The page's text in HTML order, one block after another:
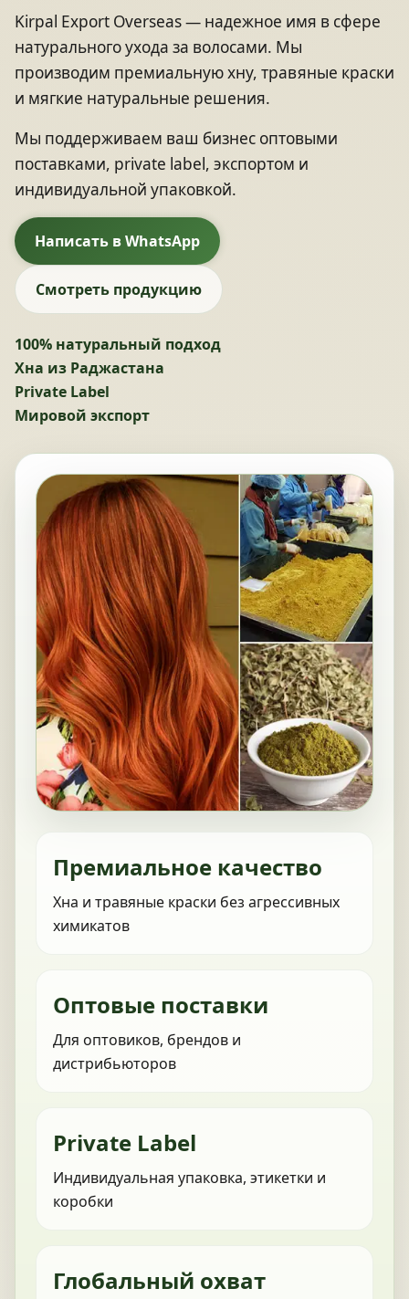
Kirpal Export Overseas — надежное имя в сфере
натурального ухода за волосами. Мы
производим премиальную хну, травяные краски
и мягкие натуральные решения.
Мы поддерживаем ваш бизнес оптовыми
поставками, private label, экспортом и
индивидуальной упаковкой.
Написать в WhatsApp
Смотреть продукцию
100% натуральный подход
Хна из Раджастана
Private Label
Мировой экспорт
Премиальное качество
Хна и травяные краски без агрессивных
химикатов
Оптовые поставки
Для оптовиков, брендов и
дистрибьюторов
Private Label
Индивидуальная упаковка, этикетки и
коробки
Глобальный охват